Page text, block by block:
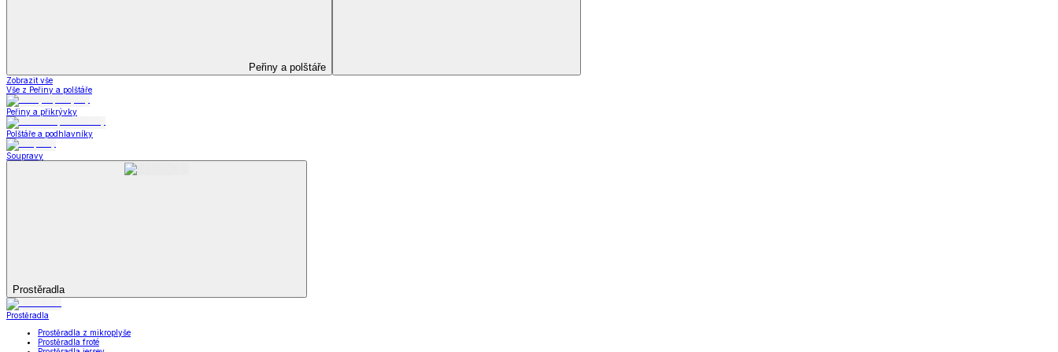
Koupelna
Koupelna
Ručníky a osušky
Koupelnové předložky
Zobrazit vše
Vše z Koupelna
Ručníky a osušky
Koupelnové předložky